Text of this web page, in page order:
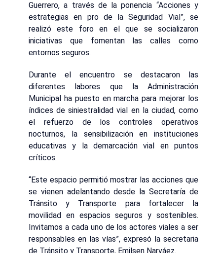
Guerrero, a través de la ponencia “Acciones y
estrategias en pro de la Seguridad Vial”, se
realizó este foro en el que se socializaron
iniciativas que fomentan las calles como
entornos seguros.
Durante el encuentro se destacaron las
diferentes labores que la Administración
Municipal ha puesto en marcha para mejorar los
índices de siniestralidad vial en la ciudad, como
el refuerzo de los controles operativos
nocturnos, la sensibilización en instituciones
educativas y la demarcación vial en puntos
críticos.
“Este espacio permitió mostrar las acciones que
se vienen adelantando desde la Secretaría de
Tránsito y Transporte para fortalecer la
movilidad en espacios seguros y sostenibles.
Invitamos a cada uno de los actores viales a ser
responsables en las vías”, expresó la secretaria
de Tránsito y Transporte, Emilsen Narváez.